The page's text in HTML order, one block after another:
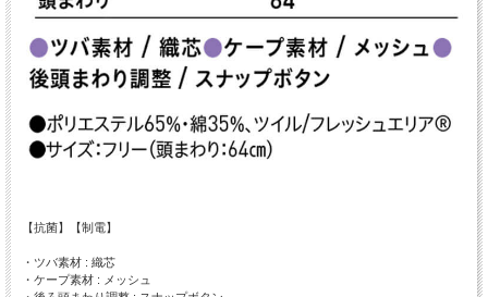
【抗菌】【制電】
・ツバ素材 : 織芯
・ケープ素材 : メッシュ